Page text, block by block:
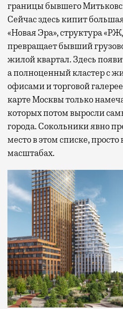
границы бывшего
Сейчас здесь кипит
«Новая Эра», структура
превращает бывший
жилой квартал. Здесь
а полноценный кластер с
офисами и торговой
карте Москвы только
которых потом выросли
города. Сокольники явно
место в этом списке,
масштабах.